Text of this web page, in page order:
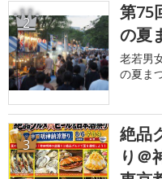
2
第75
の夏
老若男
の夏ま
3
絶品
り＠